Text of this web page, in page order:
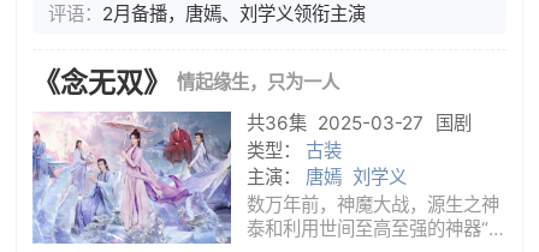
坠落人界，源生之众神陷人长
受天界之托，化身人族少女进入
神
评语： 2月备播，唐嫣、刘学义领衔主演
《念无双》
情起缘生，只为一人
共36集 2025-03-27
国剧
类型： 古装
主演： 唐嫣 刘学义
数万年前，神魔大战，源生之神
泰和利用世间至高至强的神器“神